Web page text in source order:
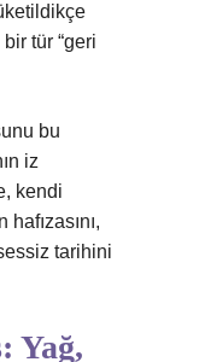
tür “geri
bu
iz
kendi
tarihini
Yağ,